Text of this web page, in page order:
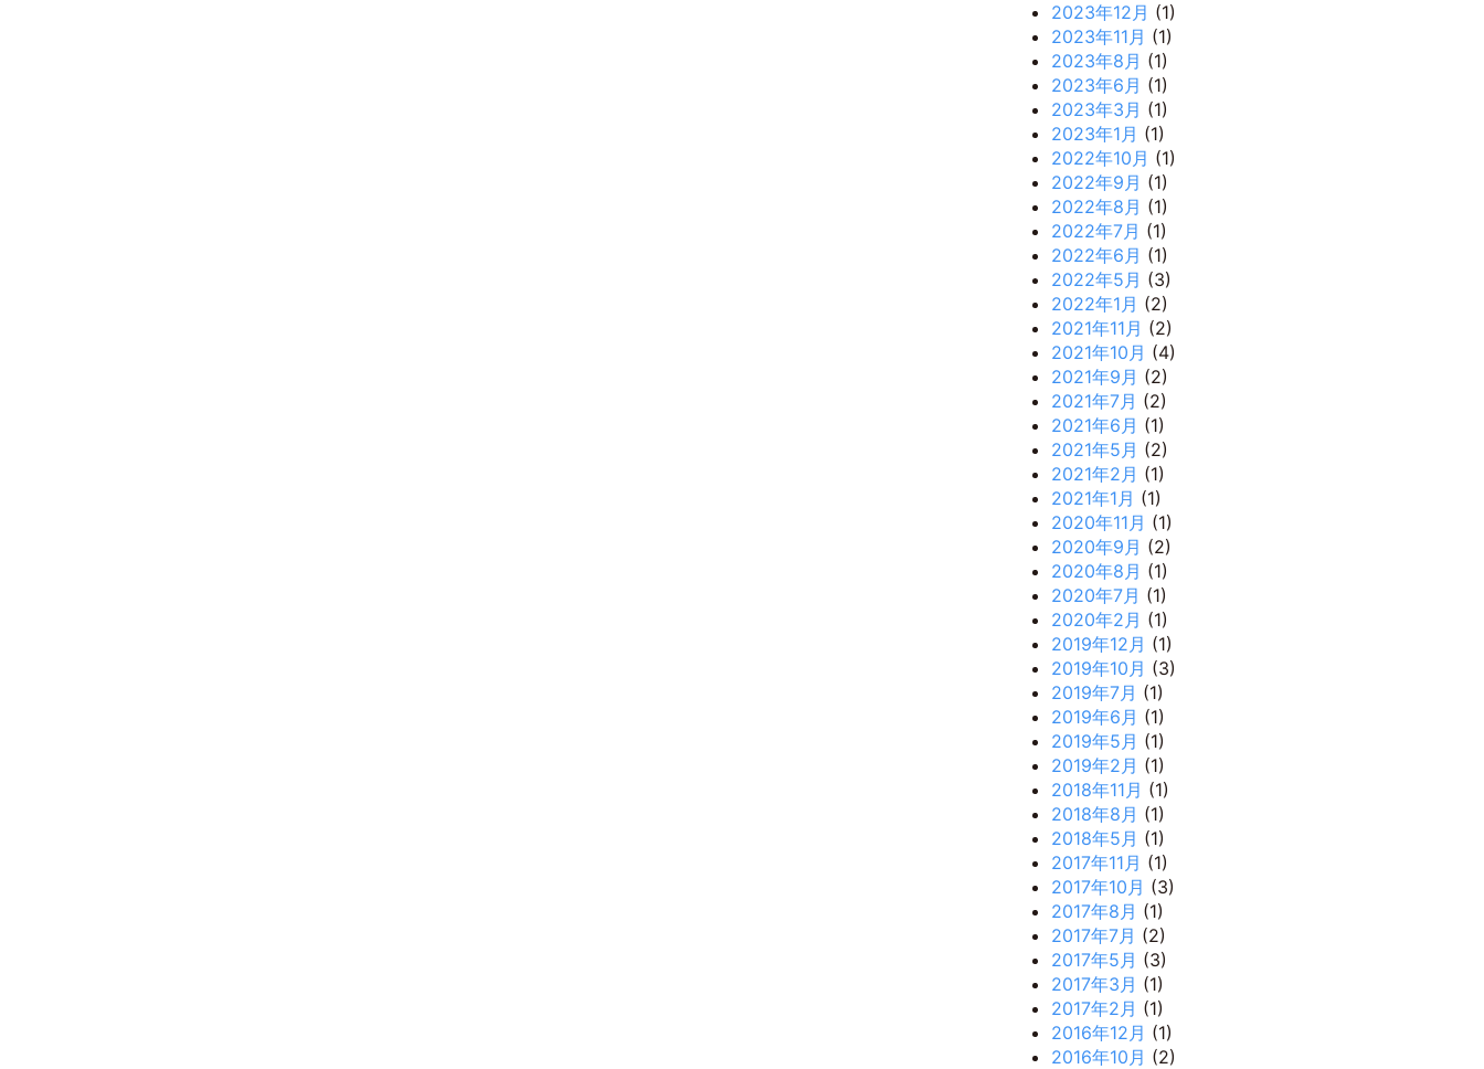
2023年12月 (1)
2023年11月 (1)
2023年8月 (1)
2023年6月 (1)
2023年3月 (1)
2023年1月 (1)
2022年10月 (1)
2022年9月 (1)
2022年8月 (1)
2022年7月 (1)
2022年6月 (1)
2022年5月 (3)
2022年1月 (2)
2021年11月 (2)
2021年10月 (4)
2021年9月 (2)
2021年7月 (2)
2021年6月 (1)
2021年5月 (2)
2021年2月 (1)
2021年1月 (1)
2020年11月 (1)
2020年9月 (2)
2020年8月 (1)
2020年7月 (1)
2020年2月 (1)
2019年12月 (1)
2019年10月 (3)
2019年7月 (1)
2019年6月 (1)
2019年5月 (1)
2019年2月 (1)
2018年11月 (1)
2018年8月 (1)
2018年5月 (1)
2017年11月 (1)
2017年10月 (3)
2017年8月 (1)
2017年7月 (2)
2017年5月 (3)
2017年3月 (1)
2017年2月 (1)
2016年12月 (1)
2016年10月 (2)